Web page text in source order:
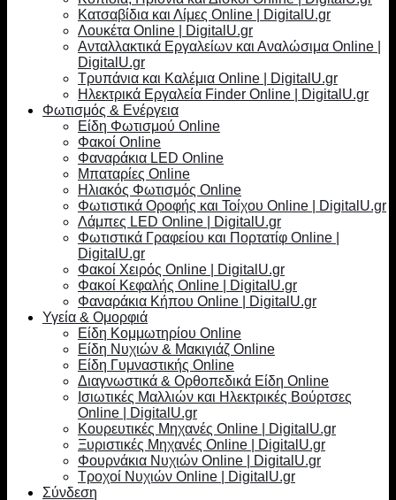
Κατσαβίδια και Λίμες Online | DigitalU.gr
Λουκέτα Online | DigitalU.gr
Ανταλλακτικά Εργαλείων και Αναλώσιμα Online |
DigitalU.gr
Τρυπάνια και Καλέμια Online | DigitalU.gr
Ηλεκτρικά Εργαλεία Finder Online | DigitalU.gr
Φωτισμός & Ενέργεια
Είδη Φωτισμού Online
Φακοί Online
Φαναράκια LED Online
Μπαταρίες Online
Ηλιακός Φωτισμός Online
Φωτιστικά Οροφής και Τοίχου Online | DigitalU.gr
Λάμπες LED Online | DigitalU.gr
Φωτιστικά Γραφείου και Πορτατίφ Online |
DigitalU.gr
Φακοί Χειρός Online | DigitalU.gr
Φακοί Κεφαλής Online | DigitalU.gr
Φαναράκια Κήπου Online | DigitalU.gr
Υγεία & Ομορφιά
Είδη Κομμωτηρίου Online
Είδη Νυχιών & Μακιγιάζ Online
Είδη Γυμναστικής Online
Διαγνωστικά & Ορθοπεδικά Είδη Online
Ισιωτικές Μαλλιών και Ηλεκτρικές Βούρτσες
Online | DigitalU.gr
Κουρευτικές Μηχανές Online | DigitalU.gr
Ξυριστικές Μηχανές Online | DigitalU.gr
Φουρνάκια Νυχιών Online | DigitalU.gr
Τροχοί Νυχιών Online | DigitalU.gr
Σύνδεση